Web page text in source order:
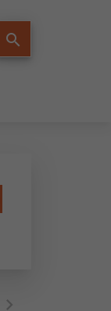
search